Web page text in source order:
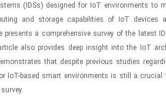
(IDSs) designed for IoT environments to
and storage capabilities of IoT
presents a comprehensive survey of the latest
also provides deep insight into the IoT
that despite previous studies
IoT-based smart environments is still a